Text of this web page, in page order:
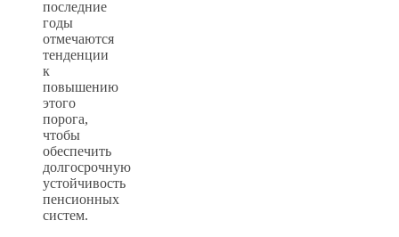
последние
годы
отмечаются
тенденции
к
повышению
этого
порога,
чтобы
обеспечить
долгосрочную
устойчивость
пенсионных
систем.